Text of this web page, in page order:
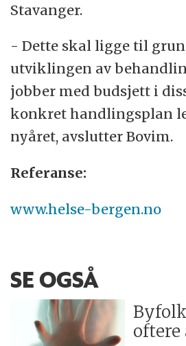
Stavanger.
- Dette skal ligge til
utviklingen av
jobber med budsjett i
konkret handlingsplan
nyåret, avslutter Bovim.
Referanse:
www.helse-bergen.no
SE OGSÅ
oftere